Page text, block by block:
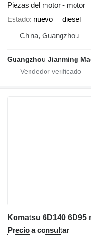
Piezas del motor - motor
Estado nuevo
diésel
China, Guangzhou
Komatsu 6D140
Precio a consultar